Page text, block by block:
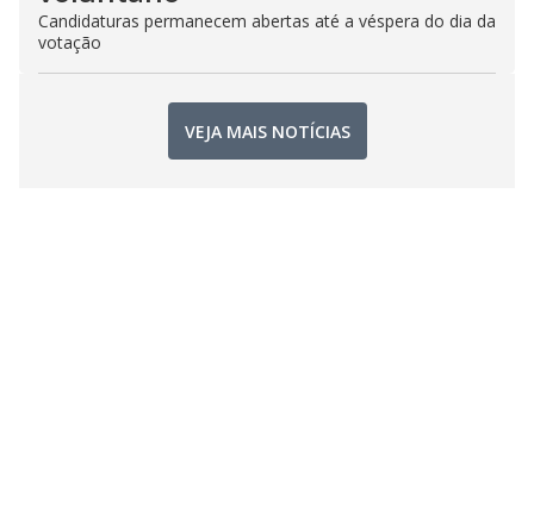
Candidaturas permanecem abertas até a véspera do dia da
votação
VEJA MAIS NOTÍCIAS